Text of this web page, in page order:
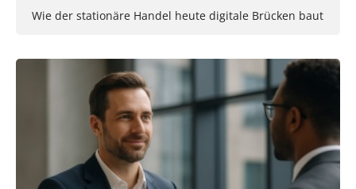
Wie der stationäre Handel heute digitale Brücken baut